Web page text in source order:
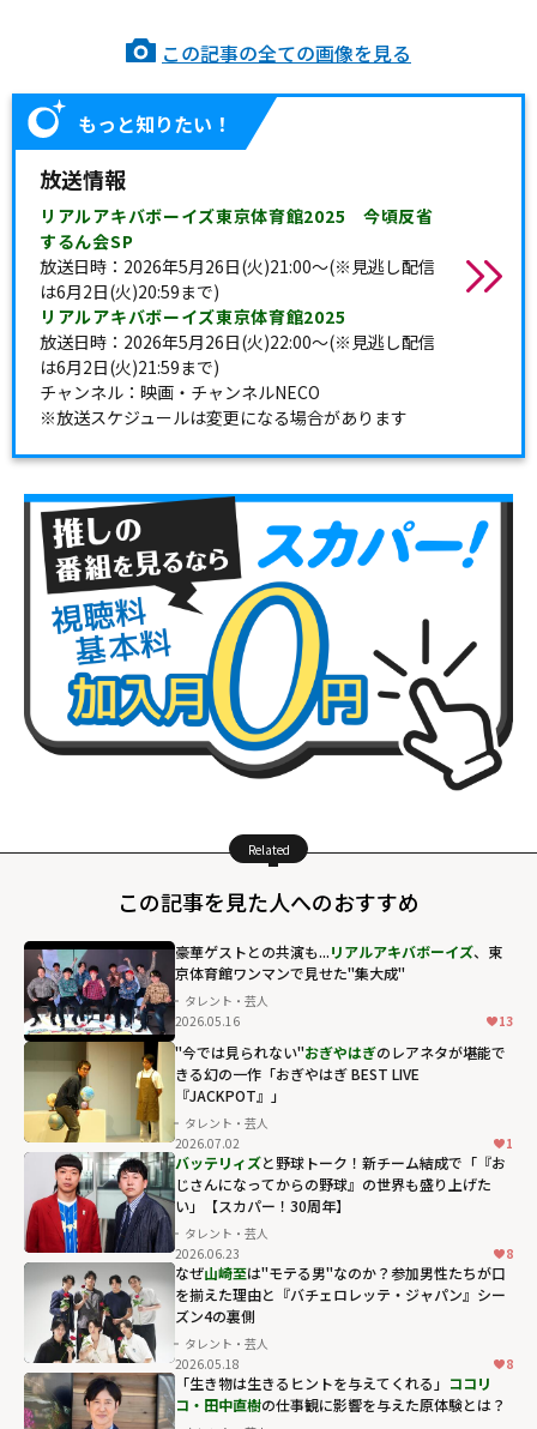
この記事の全ての画像を見る
もっと知りたい！
放送情報
リアルアキバボーイズ東京体育館2025 今頃反省
するん会SP
放送日時：2026年5月26日(火)21:00〜(※見逃し配信
は6月2日(火)20:59まで)
リアルアキバボーイズ東京体育館2025
放送日時：2026年5月26日(火)22:00〜(※見逃し配信
は6月2日(火)21:59まで)
チャンネル：映画・チャンネルNECO
※放送スケジュールは変更になる場合があります
Related
この記事を見た人へのおすすめ
豪華ゲストとの共演も...リアルアキバボーイズ、東
京体育館ワンマンで見せた"集大成"
タレント・芸人
2026.05.16
13
おぎやはぎのレ
アネタが堪能で
きる幻の一作
「おぎやはぎ
BEST LIVE
『JACKPOT』」
" width="304"
height="203"
loading="lazy"
fetchpriority="h
"今では見られない"おぎやはぎのレアネタが堪能で
きる幻の一作「おぎやはぎ BEST LIVE
『JACKPOT』」
タレント・芸人
2026.07.02
1
バッテリィズと野球トーク！新チーム結成で「『お
じさんになってからの野球』の世界も盛り上げた
い」【スカパー！30周年】
タレント・芸人
2026.06.23
8
なぜ山崎至は"モテる男"なのか？参加男性たちが口
を揃えた理由と『バチェロレッテ・ジャパン』シー
ズン4の裏側
タレント・芸人
2026.05.18
8
「生き物は生きるヒントを与えてくれる」 ココリ
コ・田中直樹の仕事観に影響を与えた原体験とは？